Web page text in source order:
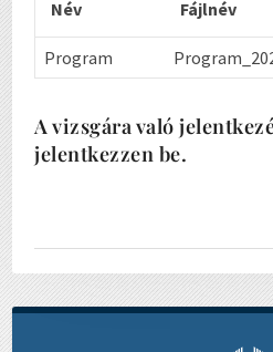
Név Fájlnév
Program
A vizsgára való
jelentkezzen be.